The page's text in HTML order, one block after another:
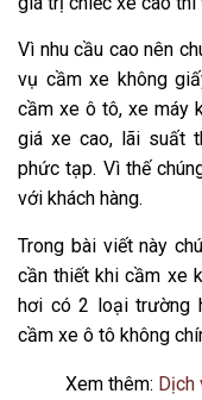
Vì nhu cầu cao nên
vụ cầm xe không
cầm xe ô tô, xe máy
giá xe cao, lãi suất
phức tạp. Vì thế
với khách hàng.
Trong bài viết này
cần thiết khi cầm xe
hơi có 2 loại trường
cầm xe ô tô không
Xem thêm: Dịch